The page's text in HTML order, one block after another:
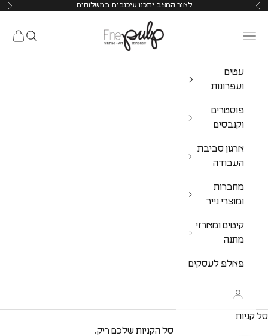
לאור המצב יתכנו עיכובים במשלוחים
Pulp Shop
עטים
ועפרונות
פוסטרים
וקנבסים
ארגון סביבת
העבודה
מחברות
ומוצרי נייר
קיטים ומארזי
מתנה
פאלפ לעסקים
סל קניות
סל הקניות שלכם ריק.